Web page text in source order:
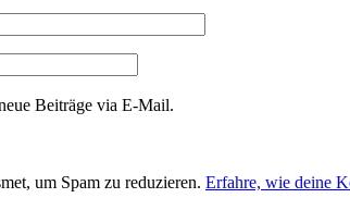
Beiträge via E-Mail.
um Spam zu reduzieren. Erfahre, wie deine